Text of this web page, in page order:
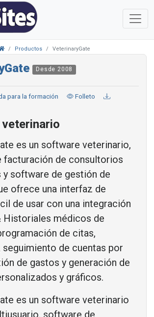
Productos VeterinaryGate
Desde 2008
para la formación
Folleto
es un software veterinario,
facturación de consultorios
software de gestión de
ofrece una interfaz de
de usar con una integración
Historiales médicos de
de citas,
de cuentas por
de gastos y generación de
y gráficos.
es un software veterinario
software de